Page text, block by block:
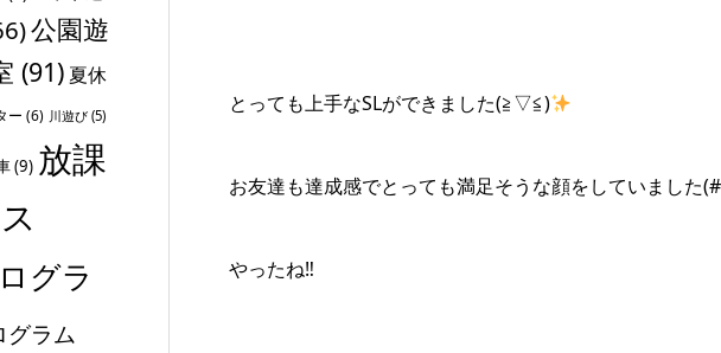
とっても上手なSLができました(≧▽≦)
お友達も達成感でとっても満足そうな顔をしていました
やったね‼
公園遊
(91) 夏休
ー (6) 川遊び (5)
(9) 放課
グラ
グラム